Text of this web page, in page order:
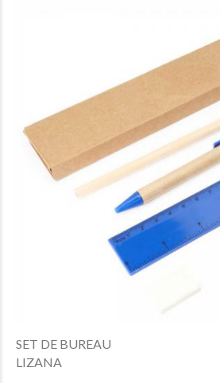
SET DE BUREAU
LIZANA